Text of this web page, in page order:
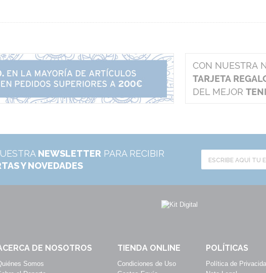
NEWSLETTER PARA RECIBIR
Y NOVEDADES
DE NOSOTROS
Somos
TIENDA ONLINE
Condiciones de Uso
POLÍTICAS
Política de